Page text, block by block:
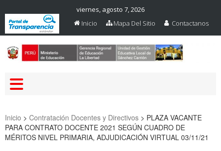
viernes, agosto 7, 2026
Inicio
Mapa Del Sitio Contactanos
Inicio > Contratación Docentes y Directivos > PLAZA VACANTE
PARA CONTRATO DOCENTE 2021 SEGÚN CUADRO DE
MÉRITOS NIVEL PRIMARIA, ADJUDICACIÓN VIRTUAL 03/11/21